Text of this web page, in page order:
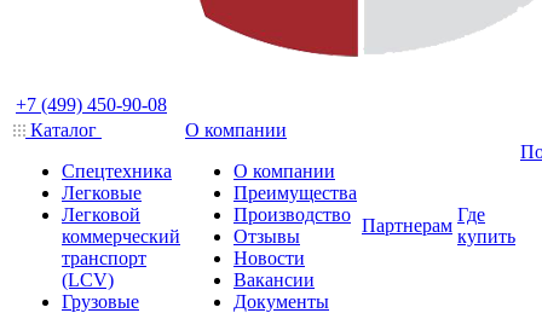
+7 (499) 450-90-08
Каталог
Спецтехника
Легковые
Легковой
коммерческий
транспорт
(LCV)
Грузовые
О компании
О компании
Преимущества
Производство
Отзывы
Новости
Вакансии
Документы
Партнерам
Где
купить